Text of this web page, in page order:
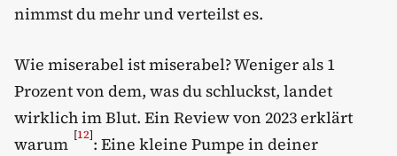
nimmst du mehr und verteilst es.
Wie miserabel ist miserabel? Weniger als 1
Prozent von dem, was du schluckst, landet
wirklich im Blut. Ein Review von 2023 erklärt
warum [12]: Eine kleine Pumpe in deiner